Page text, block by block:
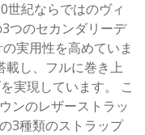
世紀ならではのヴィ
つのセカンダリーデ
実用性を高めていま
載し、フルに巻き上
実現しています。 こ
ンのレザーストラッ
3種類のストラップ